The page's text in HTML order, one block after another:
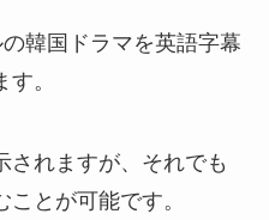
韓国ドラマを英語字幕
。
されますが、それでも
とが可能です。